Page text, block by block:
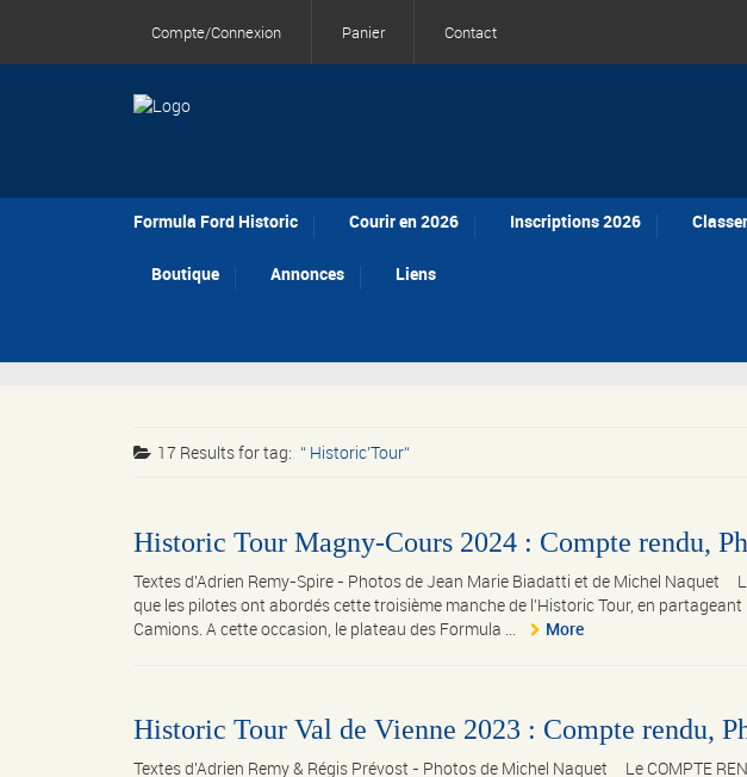
Compte/Connexion Panier Contact
Formula Ford Historic Courir en 2026 Inscriptions 2026
Boutique Annonces Liens
17 Results fortag: Historic’Tour
Historic Tour Magny-Cours 2024 : Compte rendu,
Textes d'Adrien Remy-Spire - Photos de Jean Marie Biadatti et de Michel Naquet
que les pilotes ont abordés cette troisième manche de l’Historic Tour, en
Camions. A cette occasion, le plateau des Formula ...
More
Historic Tour Val de Vienne 2023 : Compte rendu,
Textes d'Adrien Remy & Régis Prévost - Photos de Michel Naquet Le COMPTE